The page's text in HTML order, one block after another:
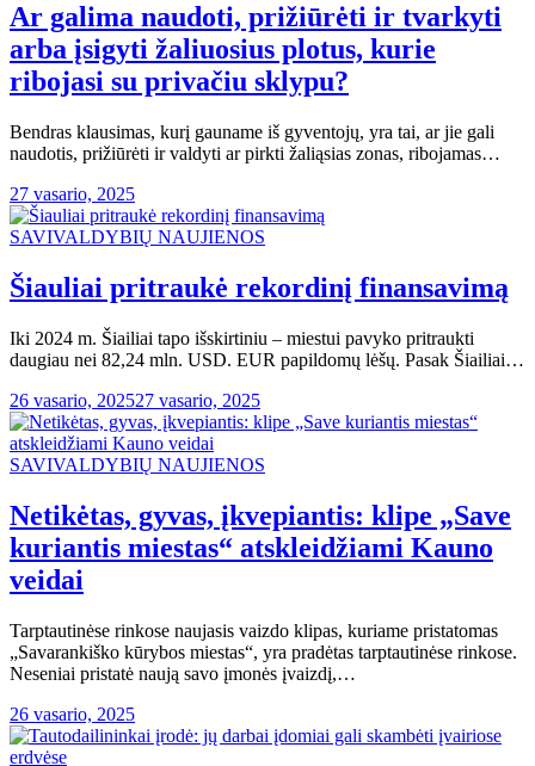
Ar galima naudoti, prižiūrėti ir tvarkyti
arba įsigyti žaliuosius plotus, kurie
ribojasi su privačiu sklypu?
Bendras klausimas, kurį gauname iš gyventojų, yra tai, ar jie gali
naudotis, prižiūrėti ir valdyti ar pirkti žaliąsias zonas, ribojamas…
27 vasario, 2025
SAVIVALDYBIŲ NAUJIENOS
Šiauliai pritraukė rekordinį finansavimą
Iki 2024 m. Šiailiai tapo išskirtiniu – miestui pavyko pritraukti
daugiau nei 82,24 mln. USD. EUR papildomų lėšų. Pasak Šiailiai…
26 vasario, 202527 vasario, 2025
SAVIVALDYBIŲ NAUJIENOS
Netikėtas, gyvas, įkvepiantis: klipe „Save
kuriantis miestas“ atskleidžiami Kauno
veidai
Tarptautinėse rinkose naujasis vaizdo klipas, kuriame pristatomas
„Savarankiško kūrybos miestas“, yra pradėtas tarptautinėse rinkose.
Neseniai pristatė naują savo įmonės įvaizdį,…
26 vasario, 2025